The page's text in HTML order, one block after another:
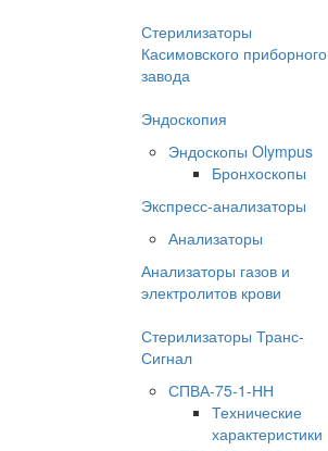
Стерилизаторы
Касимовского приборного
завода
Эндоскопия
Эндоскопы Olympus
Бронхоскопы
Экспресс-анализаторы
Анализаторы
Анализаторы газов и
электролитов крови
Стерилизаторы Транс-
Сигнал
СПВА-75-1-НН
Технические
характеристики